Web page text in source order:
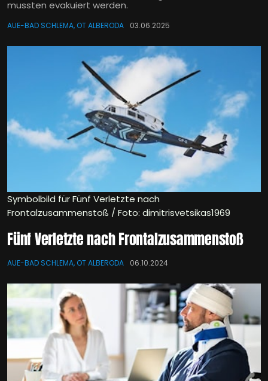
mussten evakuiert werden.
AUE-BAD SCHLEMA, OT ALBERODA 03.06.2025
Symbolbild für Fünf Verletzte nach
Frontalzusammenstoß / Foto: dimitrisvetsikas1969
Fünf Verletzte nach Frontalzusammenstoß
AUE-BAD SCHLEMA, OT ALBERODA 06.10.2024